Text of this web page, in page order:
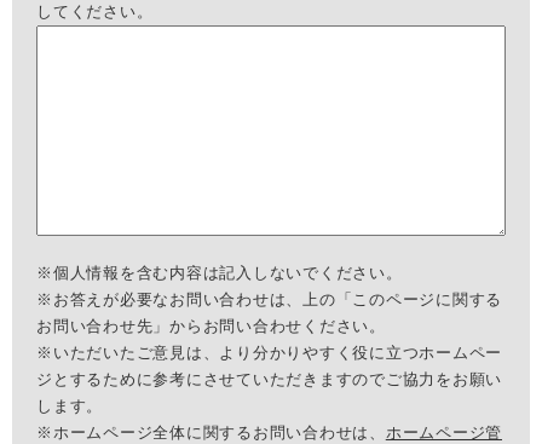
してください。
※個人情報を含む内容は記入しないでください。
※お答えが必要なお問い合わせは、上の「このページに関する
お問い合わせ先」からお問い合わせください。
※いただいたご意見は、より分かりやすく役に立つホームペー
ジとするために参考にさせていただきますのでご協力をお願い
します。
※ホームページ全体に関するお問い合わせは、 ホームページ管